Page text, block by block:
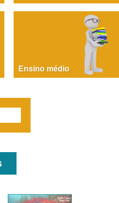
GIUSTINA BACCIN
Aula 1 – parte 1
Ensino médio